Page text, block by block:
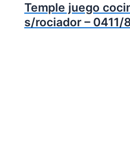
Temple juego
s/rociador – 0411/